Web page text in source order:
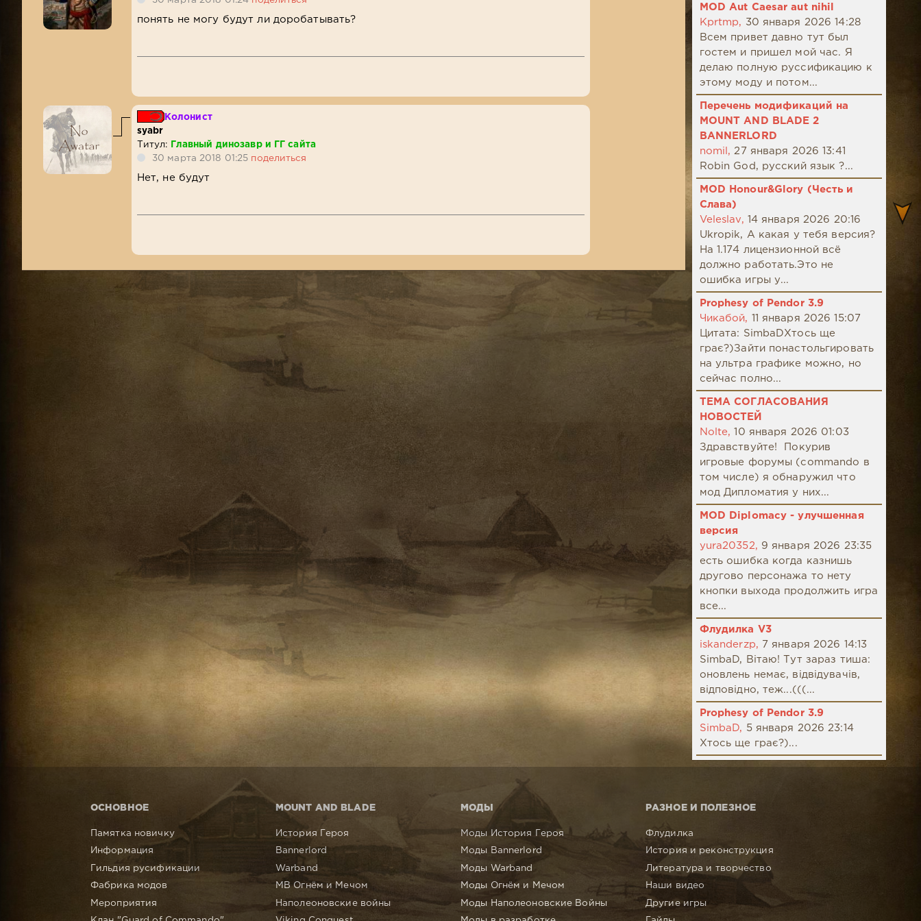
понять не могу будут ли доробатывать?
Колонист
syabr
Титул:
Главный динозавр и ГГ сайта
30 марта 2018 01:25 поделиться
Нет, не будут
MOD Aut Caesar aut nihil
Kprtmp,
30 января 2026 14:28
Всем привет давно тут был
гостем и пришел мой час. Я
делаю полную руссификацию к
этому моду и потом...
Перечень модификаций на
MOUNT AND BLADE 2
BANNERLORD
nomil, 27 января 2026 13:41
Robin God, русский язык ?...
MOD Honour&Glory (Честь и
Слава)
Veleslav,
14 января 2026 20:16
Ukropik, А какая у тебя версия?
На 1.174 лицензионной всё
должно работать.Это не
ошибка игры у...
Prophesy of Pendor 3.9
Чикабой,
11 января 2026 15:07
Цитата: SimbaDХтось ще
грає?)Зайти понастольгировать
на ультра графике можно, но
сейчас полно...
ТЕМА СОГЛАСОВАНИЯ
НОВОСТЕЙ
Nolte,
10 января 2026 01:03
Здравствуйте! Покурив
игровые форумы (commando в
том числе) я обнаружил что
мод Дипломатия у них...
MOD Diplomacy - улучшенная
версия
yura20352, 9 января 2026 23:35
есть ошибка когда казнишь
другово персонажа то нету
кнопки выхода продолжить игра
все...
Флудилка V3
iskanderzp,
7 января 2026 14:13
SimbaD, Вітаю! Тут зараз тиша:
оновлень немає, відвідувачів,
відповідно, теж...(((...
Prophesy of Pendor 3.9
SimbaD,
5 января 2026 23:14
Хтось ще грає?)...
ОСНОВНОЕ
Памятка новичку
Информация
Гильдия русификации
Фабрика модов
Мероприятия
MOUNT AND BLADE
История Героя
Bannerlord
Warband
MB Огнём и Мечом
Наполеоновские войны
МОДЫ
Моды История Героя
Моды Bannerlord
Моды Warband
Моды Огнём и Мечом
Моды Наполеоновские Войны
РАЗНОЕ И ПОЛЕЗНОЕ
Флудилка
История и реконструкция
Литература и творчество
Наши видео
Другие игры